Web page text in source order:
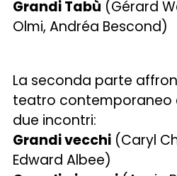
Grandi Tabù (Gérard
Olmi, Andréa Bescond)
La seconda parte
teatro contemporaneo
due incontri:
Grandi vecchi (Caryl
Edward Albee)